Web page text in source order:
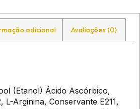
adicional Avaliações (0)
(Etanol) Ácido Ascórbico,
L-Arginina, Conservante E211,